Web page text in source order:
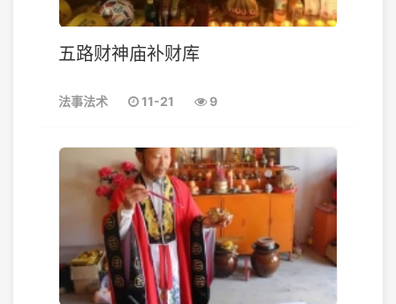
五路财神庙补财库
法事法术 11-21 9